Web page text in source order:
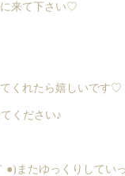
に来て下さい♡
くれたら嬉しいです♡
ください♪
●)またゆっくりしてい